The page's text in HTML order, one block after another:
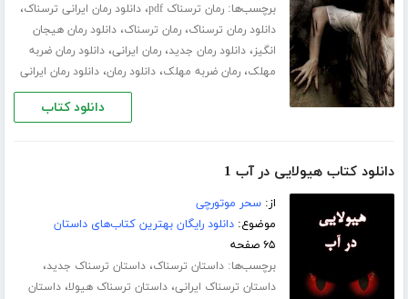
برچسب‌ها:رمان ترسناک pdf ،دانلود رمان ایرانی ترسناک،
دانلود رمان ترسناک،رمان ترسناک،دانلود رمان هیجان
انگیز،دانلود رمان جدید،رمان ایرانی،دانلود رمان ضربه
مهلک،رمان ضربه مهلک،دانلود رمان،دانلود رمان ایرانی
دانلود کتاب
دانلود کتاب هیولایی در آب 1
از:سحر موتورچی
موضوع:دانلود رایگان بهترین کتاب‌های داستان
۶۵ صفحه
برچسب‌ها:داستان ترسناک،داستان ترسناک جدید،
داستان ترسناک ایرانی،داستان ترسناک هیولا،داستان